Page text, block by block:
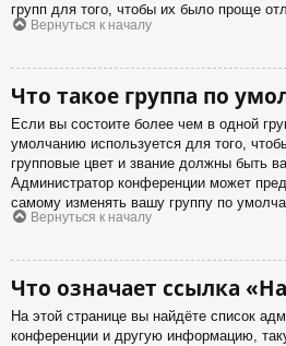
групп для того, чтобы их было проще
Вернуться к началу
Что такое группа по
Если вы состоите более чем в одной
умолчанию используется для того,
групповые цвет и звание должны быть
Администратор конференции может
самому изменять вашу группу по
Вернуться к началу
Что означает ссылка
На этой странице вы найдёте список
конференции и другую информацию,